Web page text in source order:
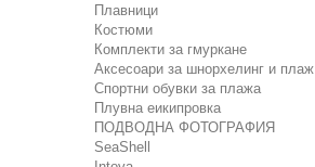
Плавници
Костюми
Комплекти за гмуркане
Аксесоари за шнорхелинг и плаж
Спортни обувки за плажа
Плувна еикипровка
ПОДВОДНА ФОТОГРАФИЯ
SeaShell